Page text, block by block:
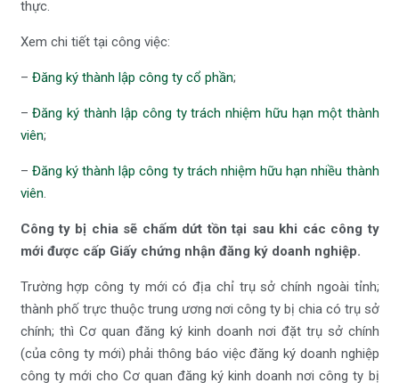
thực.
Xem chi tiết tại công việc:
– Đăng ký thành lập công ty cổ phần;
–Đăng ký thành lập công ty trách nhiệm hữu hạn một thành
viên;
– Đăng ký thành lập công ty trách nhiệm hữu hạn nhiều thành
viên.
Công ty bị chia sẽ chấm dứt tồn tại sau khi các công ty
mới được cấp Giấy chứng nhận đăng ký doanh nghiệp.
Trường hợp công ty mới có địa chỉ trụ sở chính ngoài tỉnh;
thành phố trực thuộc trung ương nơi công ty bị chia có trụ sở
chính; thì Cơ quan đăng ký kinh doanh nơi đặt trụ sở chính
(của công ty mới) phải thông báo việc đăng ký doanh nghiệp
công ty mới cho Cơ quan đăng ký kinh doanh nơi công ty bị